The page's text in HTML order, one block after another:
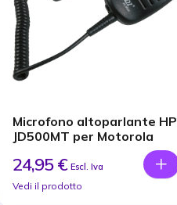
Microfono altoparlante HP
JD500MT per Motorola
24,95 € Escl. Iva
Vedi il prodotto